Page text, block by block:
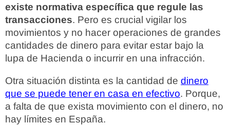
existe normativa específica que regule las
transacciones. Pero es crucial vigilar los
movimientos y no hacer operaciones de grandes
cantidades de dinero para evitar estar bajo la
lupa de Hacienda o incurrir en una infracción.
Otra situación distinta es la cantidad de dinero
que se puede tener en casa en efectivo. Porque,
a falta de que exista movimiento con el dinero, no
hay límites en España.